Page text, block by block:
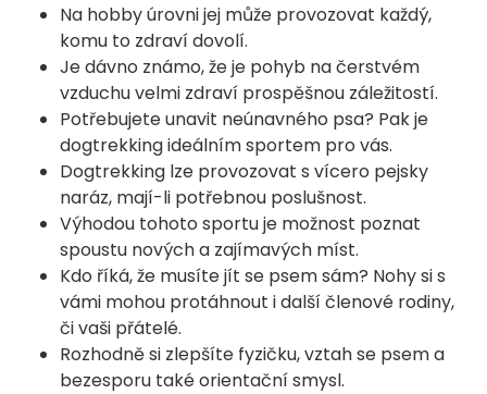
Na hobby úrovni jej může provozovat každý,
komu to zdraví dovolí.
Je dávno známo, že je pohyb na čerstvém
vzduchu velmi zdraví prospěšnou záležitostí.
Potřebujete unavit neúnavného psa? Pak je
dogtrekking ideálním sportem pro vás.
Dogtrekking lze provozovat s vícero pejsky
naráz, mají-li potřebnou poslušnost.
Výhodou tohoto sportu je možnost poznat
spoustu nových a zajímavých míst.
Kdo říká, že musíte jít se psem sám? Nohy si s
vámi mohou protáhnout i další členové rodiny,
či vaši přátelé.
Rozhodně si zlepšíte fyzičku, vztah se psem a
bezesporu také orientační smysl.